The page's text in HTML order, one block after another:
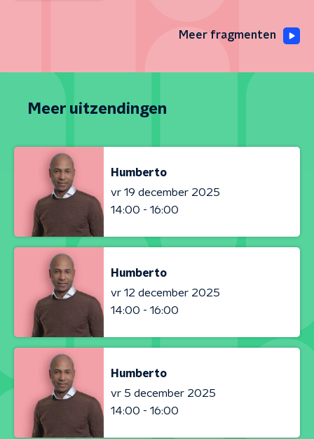
Meer fragmenten
Meer uitzendingen
Humberto
vr 19 december 2025
14:00 - 16:00
Humberto
vr 12 december 2025
14:00 - 16:00
Humberto
vr 5 december 2025
14:00 - 16:00